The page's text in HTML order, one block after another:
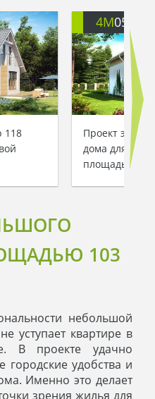
118
4M051
Проект
дома для
площадью 127
103
небольшой
уступает квартире в
В проекте удачно
городские удобства и
Именно это делает
зрения жилья для